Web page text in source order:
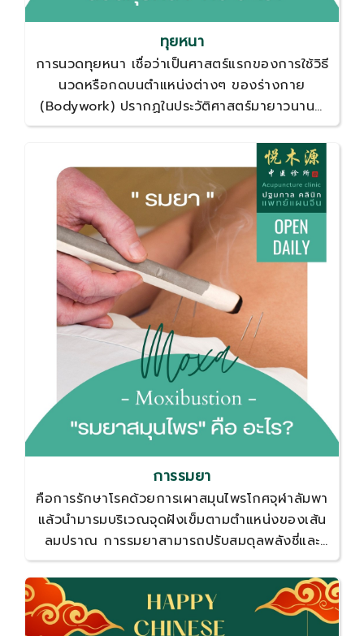
ทุยหนา
การนวดทุยหนา เชื่อว่าเป็นศาสตร์แรกของการใช้วิธี
นวดหรือกดบนตำแหน่งต่างๆ ของร่างกาย
(Bodywork) ปรากฏในประวัติศาสตร์มายาวนานก
ว่า 5,000 ปี ได้รับการบันทึกในคัมภีร์ซูเวิ่น และมี
การพัฒนามาเรื่อยๆ จากประสบการณ์ของคนยุค
ก่อน จนมาเป็นศาสตร์ที่ได้รับการยอมรับในระดับ
นานาชาติในปัจจุบัน
การรมยา
คือการรักษาโรคด้วยการเผาสมุนไพรโกศจุฬาลัมพา
แล้วนำมารมบริเวณจุดฝังเข็มตามตำแหน่งของเส้น
ลมปราณ การรมยาสามารถปรับสมดุลพลังชี่และ
เลือด อบอุ่นขับเคลื่อนเส้นลมปราณ ขจัดพิษภายใน
ร่างกาย กระตุ้นการไหลเวียนและพลังเส้นลมปราณ
รวมไปถึงช่วยในเรื่องความงาม และการดูแลสุขภาพ
อีกด้วย